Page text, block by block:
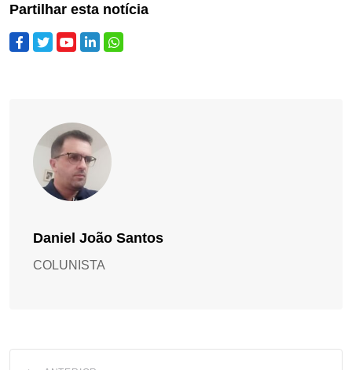
Partilhar esta notícia
Daniel João Santos
COLUNISTA